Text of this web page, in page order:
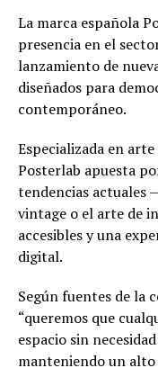
La marca española
presencia en el
lanzamiento de
diseñados para
contemporáneo.
Especializada en
Posterlab apuesta
tendencias actuales
vintage o el arte de
accesibles y una
digital.
Según fuentes de la
“queremos que
espacio sin
manteniendo un alto